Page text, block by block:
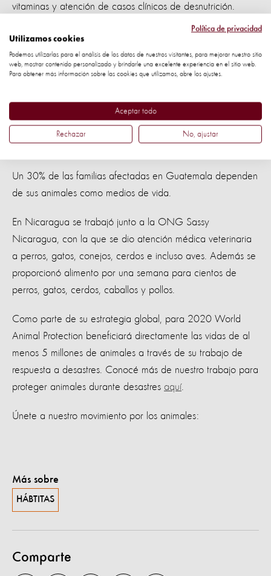
vitaminas y atención de casos clínicos de desnutrición.
En Guatemala, a través de la ONG Equino Sano se
entregó alimento para cientos de cerdos, aves de corral y
perros. La organización también brindó tratamientos
y externa, vitaminas y atención de casos clínicos de
desnutrición.
Un 30% de las familias afectadas en Guatemala dependen
de sus animales como medios de vida.
En Nicaragua se trabajó junto a la ONG Sassy
Nicaragua, con la que se dio atención médica veterinaria
a perros, gatos, conejos, cerdos e incluso aves. Además se
proporcionó alimento por una semana para cientos de
perros, gatos, cerdos, caballos y pollos.
Como parte de su estrategia global, para 2020 World
Animal Protection beneficiará directamente las vidas de al
menos 5 millones de animales a través de su trabajo de
respuesta a desastres. Conocé más de nuestro trabajo para
proteger animales durante desastres aquí.
Únete a nuestro movimiento por los animales:
Más sobre
HÁBTITAS
Comparte
Política de privacidad
Utilizamos cookies
Podemos utilizarlas para el análisis de los datos de nuestros visitantes, para mejorar nuestro sitio
web, mostrar contenido personalizado y brindarle una excelente experiencia en el sitio web.
Para obtener más información sobre las cookies que utilizamos, abre los ajustes.
Aceptar todo
Rechazar No, ajustar